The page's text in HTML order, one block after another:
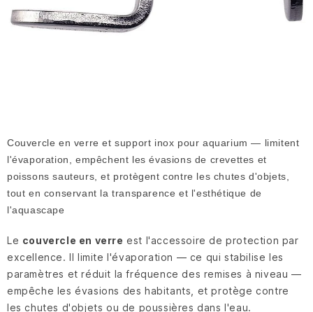
Couvercle en verre et support inox pour aquarium — limitent
l'évaporation, empêchent les évasions de crevettes et
poissons sauteurs, et protègent contre les chutes d'objets,
tout en conservant la transparence et l'esthétique de
l'aquascape
Le couvercle en verre est l'accessoire de protection par
excellence. Il limite l'évaporation — ce qui stabilise les
paramètres et réduit la fréquence des remises à niveau —
empêche les évasions des habitants, et protège contre
les chutes d'objets ou de poussières dans l'eau.